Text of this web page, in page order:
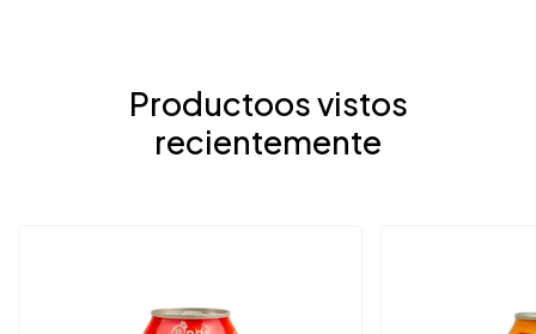
Productoos vistos
recientemente